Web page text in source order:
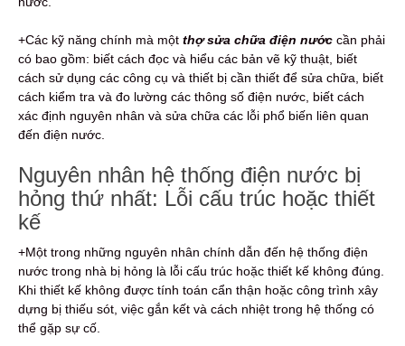
+Các kỹ năng chính mà một thợ sửa chữa điện nước cần phải
có bao gồm: biết cách đọc và hiểu các bản vẽ kỹ thuật, biết
cách sử dụng các công cụ và thiết bị cần thiết để sửa chữa, biết
cách kiểm tra và đo lường các thông số điện nước, biết cách
xác định nguyên nhân và sửa chữa các lỗi phổ biến liên quan
đến điện nước.
Nguyên nhân hệ thống điện nước bị
hỏng thứ nhất: Lỗi cấu trúc hoặc thiết
kế
+Một trong những nguyên nhân chính dẫn đến hệ thống điện
nước trong nhà bị hỏng là lỗi cấu trúc hoặc thiết kế không đúng.
Khi thiết kế không được tính toán cẩn thận hoặc công trình xây
dựng bị thiếu sót, việc gắn kết và cách nhiệt trong hệ thống có
thể gặp sự cố.